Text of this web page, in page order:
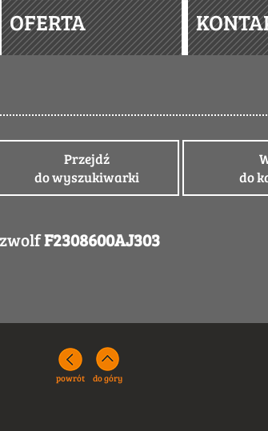
OFERTA
Przejdź
do wyszukiwarki
do
F2308600AJ303
powrót do góry